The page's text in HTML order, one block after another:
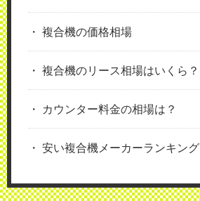
複合機の価格相場
複合機のリース相場はいくら？
カウンター料金の相場は？
安い複合機メーカーランキング